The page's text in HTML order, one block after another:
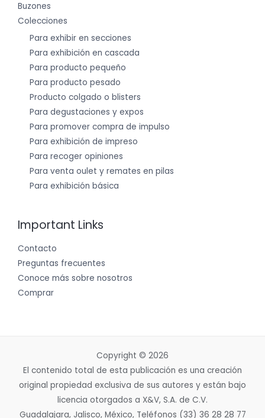
Buzones
Colecciones
Para exhibir en secciones
Para exhibición en cascada
Para producto pequeño
Para producto pesado
Producto colgado o blisters
Para degustaciones y expos
Para promover compra de impulso
Para exhibición de impreso
Para recoger opiniones
Para venta oulet y remates en pilas
Para exhibición básica
Important Links
Contacto
Preguntas frecuentes
Conoce más sobre nosotros
Comprar
Copyright © 2026
El contenido total de esta publicación es una creación
original propiedad exclusiva de sus autores y están bajo
licencia otorgados a X&V, S.A. de C.V.
Guadalajara, Jalisco, México, Teléfonos (33) 36 28 28 77